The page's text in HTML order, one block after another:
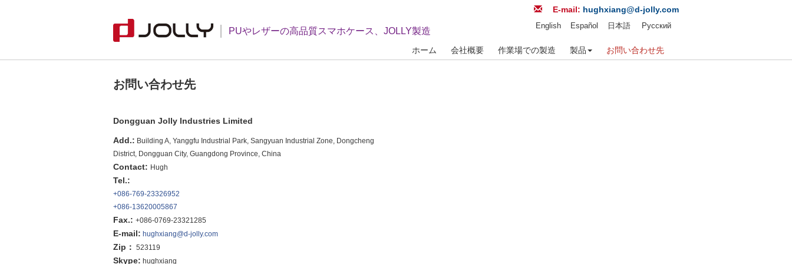
E-mail: hughxiang@d-jolly.com
English Español 日本語 Русский
PUやレザーの高品質スマホケース、JOLLY製造
ホーム 会社概要 作業場での製造 製品 お問い合わせ先
お問い合わせ先
Dongguan Jolly Industries Limited
Add.: Building A, Yanggfu Industrial Park, Sangyuan Industrial Zone, Dongcheng
District, Dongguan City, Guangdong Province, China
Contact: Hugh
Tel.:
+086-769-23326952
+086-13620005867
Fax.: +086-0769-23321285
E-mail: hughxiang@d-jolly.com
Zip： 523119
Skype: hughxiang